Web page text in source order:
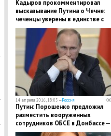
Кадыров прокомментировал
высказывание Путина о Чечне:
чеченцы уверены в единстве с
Россией
14 апреля 2016, 18:05 —Россия
Путин: Порошенко предложил
разместить вооруженных
сотрудников ОБСЕ в Донбассе —
это всячески поддерживаю